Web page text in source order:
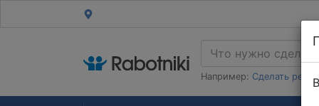
Например: Сделать